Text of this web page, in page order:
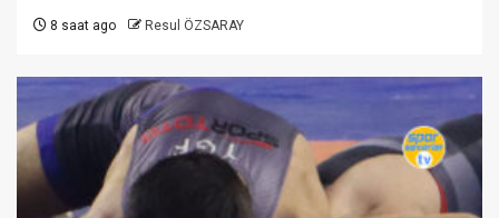
8 saat ago Resul ÖZSARAY